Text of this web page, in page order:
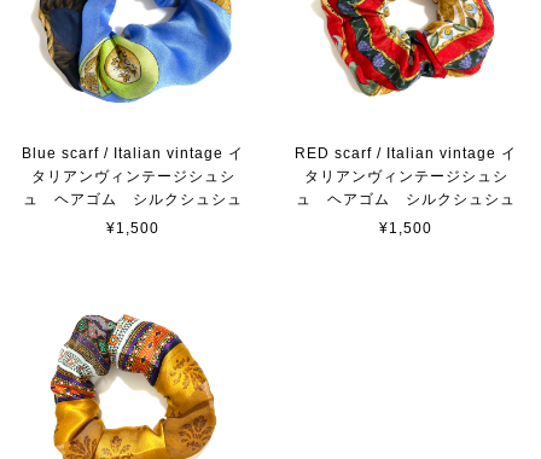
Blue scarf / Italian vintage イ
タリアンヴィンテージシュシ
ュ ヘアゴム シルクシュシュ
¥1,500
RED scarf / Italian vintage イ
タリアンヴィンテージシュシ
ュ ヘアゴム シルクシュシュ
¥1,500